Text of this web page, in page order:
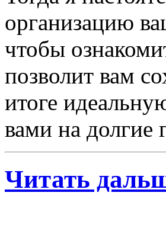
организацию
чтобы
позволит вам
итоге
вами на долгие
Читать